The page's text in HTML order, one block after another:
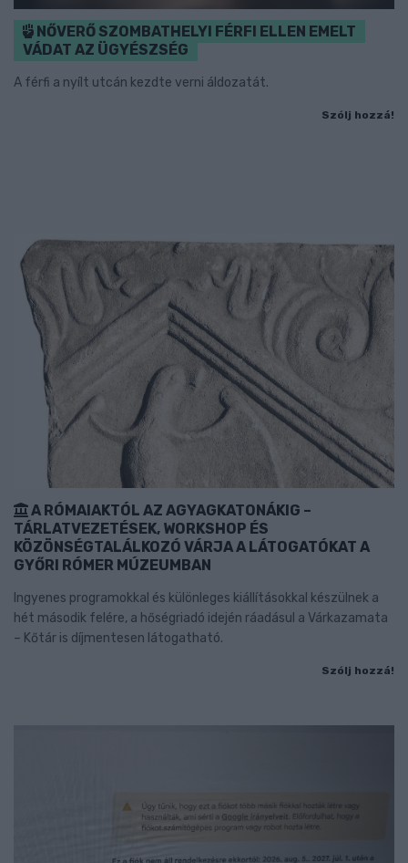
NŐVERŐ SZOMBATHELYI FÉRFI ELLEN EMELT
VÁDAT AZ ÜGYÉSZSÉG
A férfi a nyílt utcán kezdte verni áldozatát.
Szólj hozzá!
A RÓMAIAKTÓL AZ AGYAGKATONÁKIG –
TÁRLATVEZETÉSEK, WORKSHOP ÉS
KÖZÖNSÉGTALÁLKOZÓ VÁRJA A LÁTOGATÓKAT A
GYŐRI RÓMER MÚZEUMBAN
Ingyenes programokkal és különleges kiállításokkal készülnek a
hét második felére, a hőségriadó idején ráadásul a Várkazamata
– Kőtár is díjmentesen látogatható.
Szólj hozzá!